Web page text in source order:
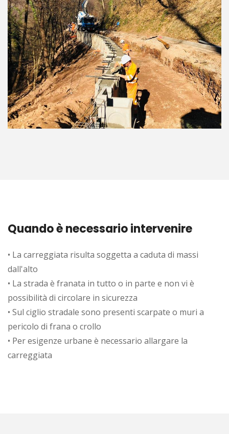
Quando è necessario intervenire
• La carreggiata risulta soggetta a caduta di massi
dall'alto
• La strada è franata in tutto o in parte e non vi è
possibilità di circolare in sicurezza
• Sul ciglio stradale sono presenti scarpate o muri a
pericolo di frana o crollo
• Per esigenze urbane è necessario allargare la
carreggiata